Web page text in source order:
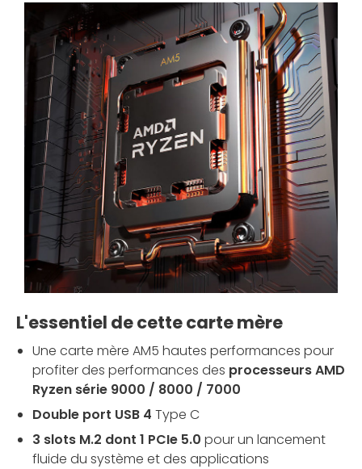
L'essentiel de cette carte mère
Une carte mère AM5 hautes performances pour
profiter des performances des processeurs AMD
Ryzen série 9000 / 8000 / 7000
Double port USB 4 Type C
3 slots M.2 dont 1 PCIe 5.0 pour un lancement
fluide du système et des applications